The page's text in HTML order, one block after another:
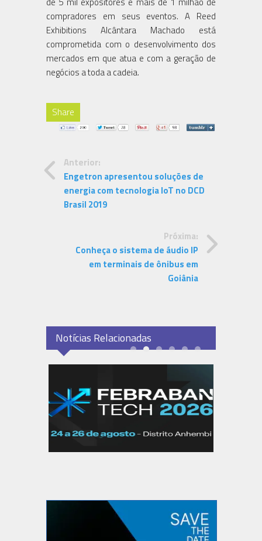
compradores em seus eventos. A Reed
Exhibitions Alcântara Machado está
comprometida com o desenvolvimento dos
mercados em que atua e com a geração de
negócios a toda a cadeia.
Share
Anterior:
Engetron apresentou soluções de
energia com tecnologia IoT no DCD
Brasil 2019
Próxima:
Conheça o sistema de áudio IP
em terminais de ônibus em
Goiânia
Notícias Relacionadas